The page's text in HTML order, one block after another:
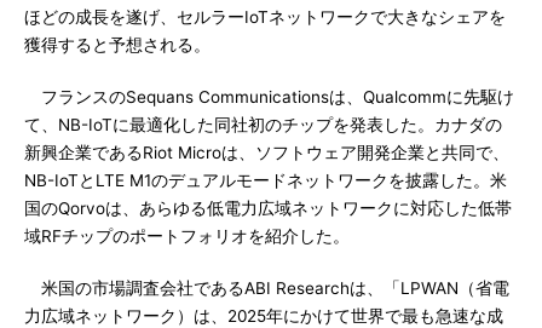
ほどの成長を遂げ、セルラーIoTネットワークで大きなシェアを
獲得すると予想される。
フランスのSequans Communicationsは、Qualcommに先駆け
て、NB-IoTに最適化した同社初のチップを発表した。カナダの
新興企業であるRiot Microは、ソフトウェア開発企業と共同で、
NB-IoTとLTE M1のデュアルモードネットワークを披露した。米
国のQorvoは、あらゆる低電力広域ネットワークに対応した低帯
域RFチップのポートフォリオを紹介した。
米国の市場調査会社であるABI Researchは、「LPWAN（省電
力広域ネットワーク）は、2025年にかけて世界で最も急速な成